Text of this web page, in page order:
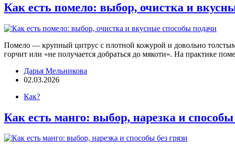
Как есть помело: выбор, очистка и
Помело — крупный цитрус с плотной кожурой и довольно
горчит или «не получается добраться до мякоти». На практике
Дарья Мельникова
02.03.2026
Как?
Как есть манго: выбор, нарезка и способы